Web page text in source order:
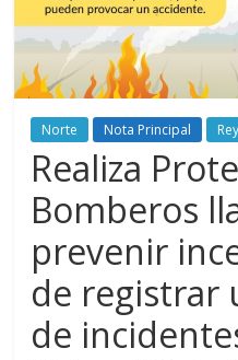
Norte Nota Principal
Realiza
Bomberos
prevenir
de registrar
de